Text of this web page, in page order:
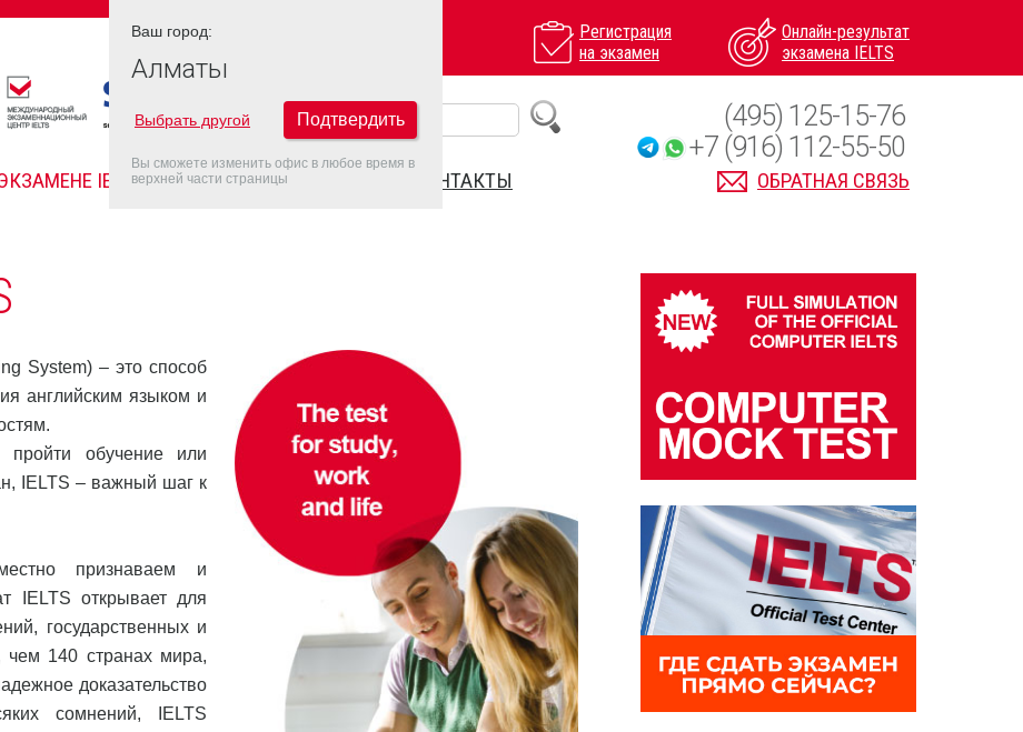
Регистрация
на экзамен
Онлайн-результат
экзамена IELTS
IELTS FAQ ДАТЫ IELTS 2026 КОНТАКТЫ ОБРАТНАЯ СВЯЗЬ
(495) 125-15-76
+7 (916) 112-55-50
System) – это способ
английским языком и
обучение или
IELTS – важный шаг к
признаваем и
IELTS открывает для
государственных и
чем 140 странах мира,
доказательство
сомнений, IELTS
Ваш город:
Алматы
Выбрать другой Подтвердить
Вы сможете изменить офис в любое время в
верхней части страницы